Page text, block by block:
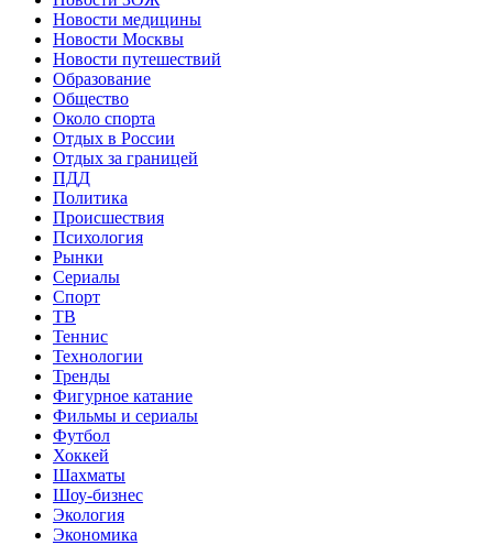
Новости медицины
Новости Москвы
Новости путешествий
Образование
Общество
Около спорта
Отдых в России
Отдых за границей
ПДД
Политика
Происшествия
Психология
Рынки
Сериалы
Спорт
ТВ
Теннис
Технологии
Тренды
Фигурное катание
Фильмы и сериалы
Футбол
Хоккей
Шахматы
Шоу-бизнес
Экология
Экономика